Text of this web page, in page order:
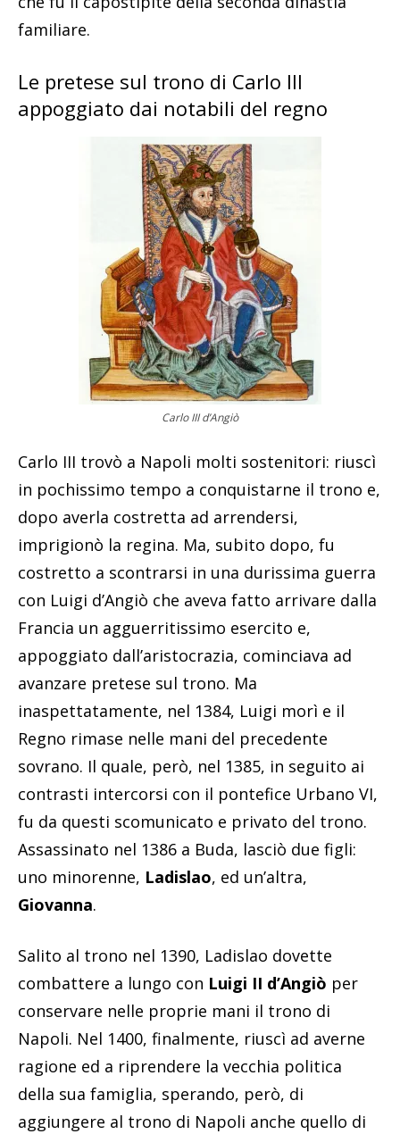
familiare.
Le pretese sul trono di Carlo III
appoggiato dai notabili del regno
Carlo III d’Angiò
Carlo III trovò a Napoli molti sostenitori: riuscì
in pochissimo tempo a conquistarne il trono e,
dopo averla costretta ad arrendersi,
imprigionò la regina. Ma, subito dopo, fu
costretto a scontrarsi in una durissima guerra
con Luigi d’Angiò che aveva fatto arrivare dalla
Francia un agguerritissimo esercito e,
appoggiato dall’aristocrazia, cominciava ad
avanzare pretese sul trono. Ma
inaspettatamente, nel 1384, Luigi morì e il
Regno rimase nelle mani del precedente
sovrano. Il quale, però, nel 1385, in seguito ai
contrasti intercorsi con il pontefice Urbano VI,
fu da questi scomunicato e privato del trono.
Assassinato nel 1386 a Buda, lasciò due figli:
uno minorenne, Ladislao, ed un’altra,
Giovanna.
Salito al trono nel 1390, Ladislao dovette
combattere a lungo con Luigi II d’Angiò per
conservare nelle proprie mani il trono di
Napoli. Nel 1400, finalmente, riuscì ad averne
ragione ed a riprendere la vecchia politica
della sua famiglia, sperando, però, di
aggiungere al trono di Napoli anche quello di